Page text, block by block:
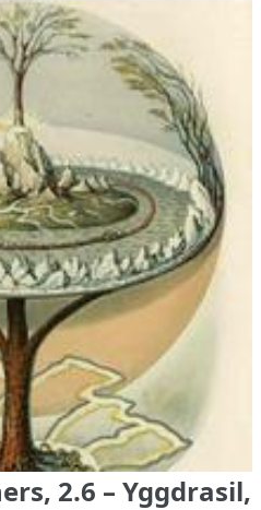
2.6 – Yggdrasil,